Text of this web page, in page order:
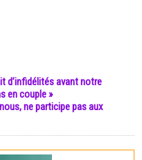
d’infidélités avant notre
en couple »
ne participe pas aux